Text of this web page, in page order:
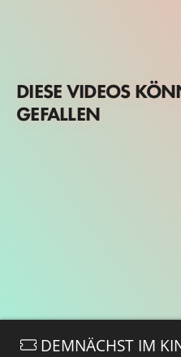
DIESE VIDEOS
GEFALLEN
DEMNÄCHST IM